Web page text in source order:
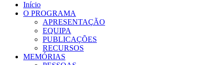
Início
O PROGRAMA
APRESENTAÇÃO
EQUIPA
PUBLICAÇÕES
RECURSOS
MEMÓRIAS